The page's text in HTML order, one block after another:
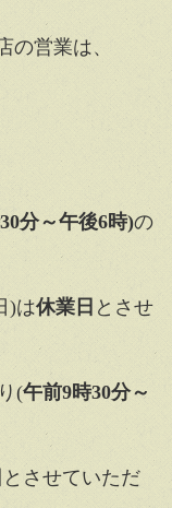
の営業は、
分～午後6時)の
)は休業日 とさせ
(午前9時30分～
とさせていただ